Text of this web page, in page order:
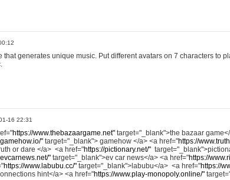
that generates unique music. Put different avatars on 7 characters to
16 22:31
https://www.thebazaargame.net" target="_blank">the bazaar
" target="_blank"> gamehow </a> <a href="https://
or dare </a> <a href="https://pictionary.net/"
" target="_blank">ev car news</a> <a href="https://
https://www.labubu.cc/" target="_blank">labubu</a> <a href="https://
hint</a> <a href="https://www.play-monopoly.online/"